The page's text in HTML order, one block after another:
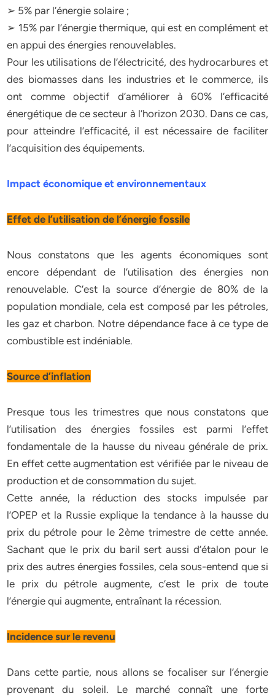
➢ 5% par l’énergie solaire ;
➢ 15% par l’énergie thermique, qui est en complément et
en appui des énergies renouvelables.
Pour les utilisations de l’électricité, des hydrocarbures et
des biomasses dans les industries et le commerce, ils
ont comme objectif d’améliorer à 60% l’efficacité
énergétique de ce secteur à l’horizon 2030. Dans ce cas,
pour atteindre l’efficacité, il est nécessaire de faciliter
l’acquisition des équipements.
Impact économique et environnementaux
Effet de l’utilisation de l’énergie fossile
Nous constatons que les agents économiques sont
encore dépendant de l’utilisation des énergies non
renouvelable. C’est la source d’énergie de 80% de la
population mondiale, cela est composé par les pétroles,
les gaz et charbon. Notre dépendance face à ce type de
combustible est indéniable.
Source d’inflation
Presque tous les trimestres que nous constatons que
l’utilisation des énergies fossiles est parmi l’effet
fondamentale de la hausse du niveau générale de prix.
En effet cette augmentation est vérifiée par le niveau de
production et de consommation du sujet.
Cette année, la réduction des stocks impulsée par
l’OPEP et la Russie explique la tendance à la hausse du
prix du pétrole pour le 2ème trimestre de cette année.
Sachant que le prix du baril sert aussi d’étalon pour le
prix des autres énergies fossiles, cela sous-entend que si
le prix du pétrole augmente, c’est le prix de toute
l’énergie qui augmente, entraînant la récession.
Incidence sur le revenu
Dans cette partie, nous allons se focaliser sur l’énergie
provenant du soleil. Le marché connaît une forte